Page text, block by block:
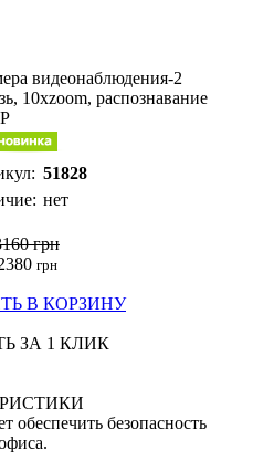
51828
нет
грн
грн
В КОРЗИНУ
ЗА 1 КЛИК
безопасность